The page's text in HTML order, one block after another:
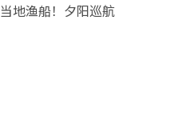
地渔船！夕阳巡航